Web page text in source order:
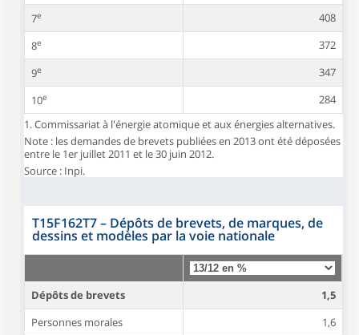
7e
408
8e
372
9e
347
10e
284
1. Commissariat à l'énergie atomique et aux énergies alternatives.
Note : les demandes de brevets publiées en 2013 ont été déposées
entre le 1er juillet 2011 et le 30 juin 2012.
Source : Inpi.
T15F162T7– Dépôts de brevets, de marques, de
dessins et modèles par la voie nationale
Dépôts de brevets
1,5
Personnes morales
1,6